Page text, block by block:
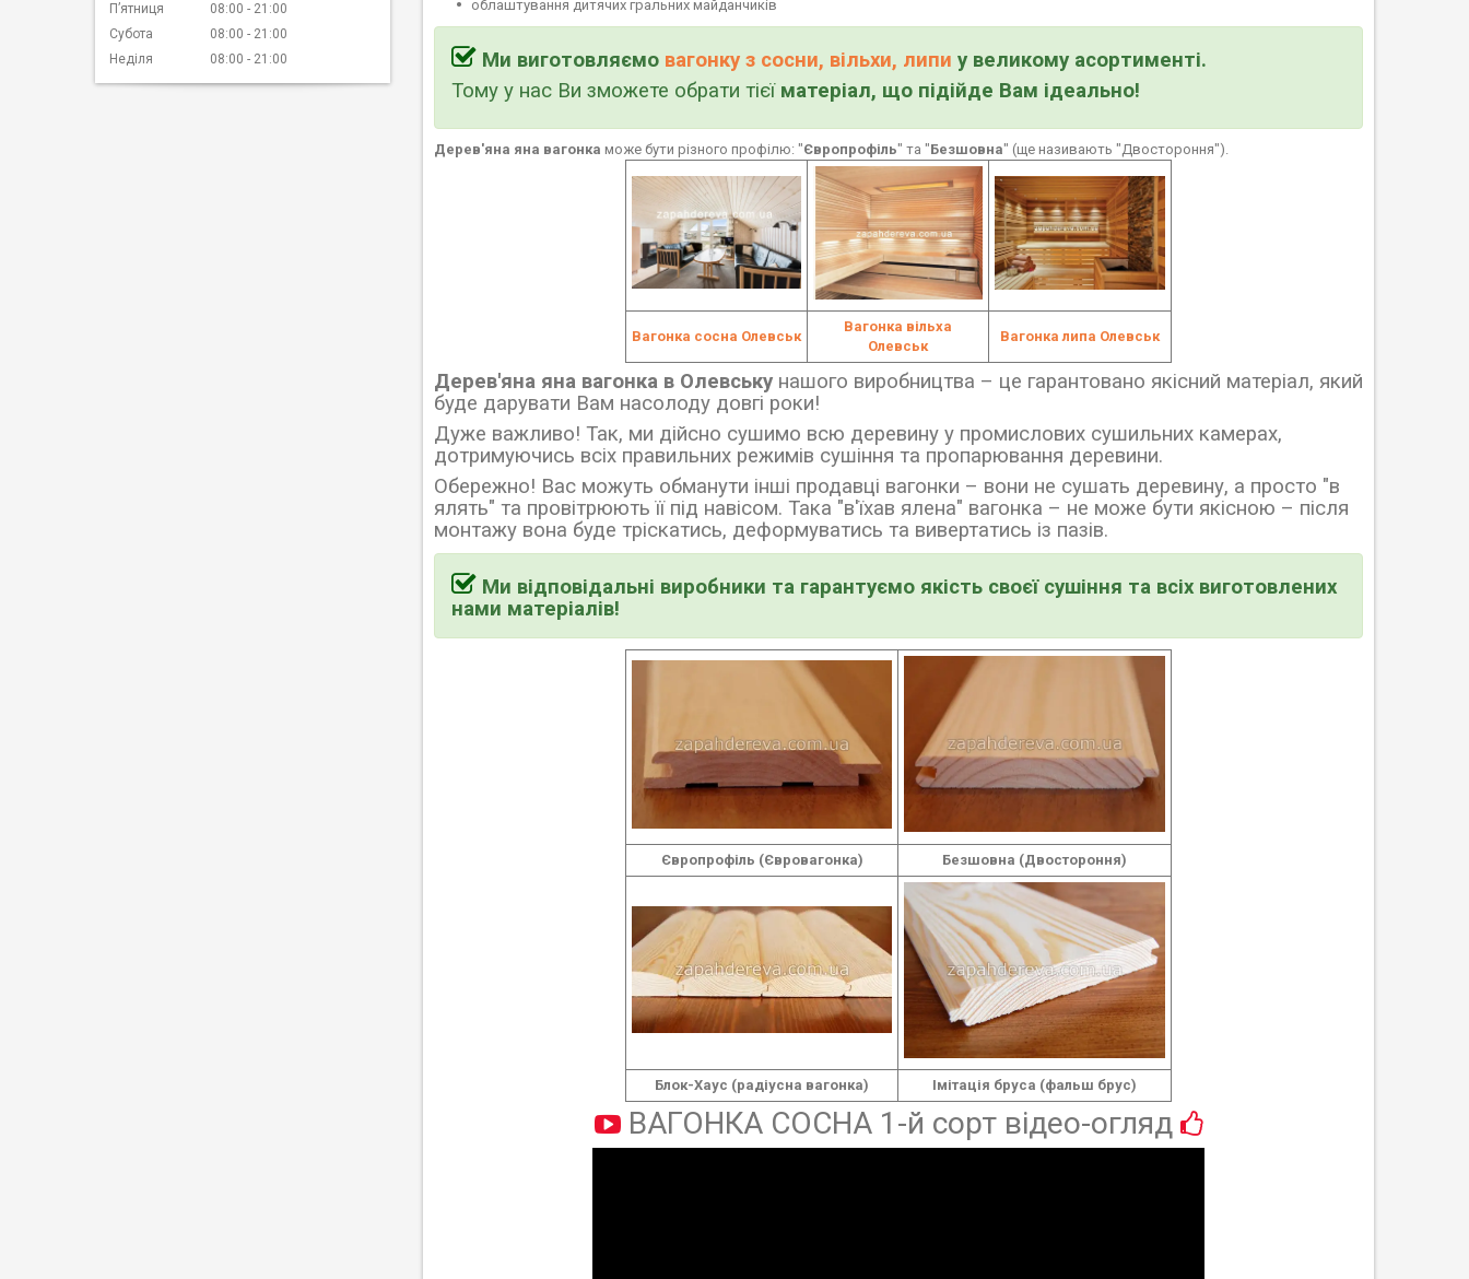
облаштування дитячих гральних майданчиків
Ми виготовляємо вагонку з сосни, вільхи, липи у великому асортименті.
Тому у нас Ви зможете обрати тієї матеріал, що підійде Вам ідеально!
Дерев'яна яна вагонка може бути різного профілю: "Європрофіль" та "Безшовна" (ще називають "Двостороння").
Вагонка сосна Олевськ
Вагонка вільха
Олевськ
Вагонка липа Олевськ
Дерев'яна яна вагонка в Олевську нашого виробництва – це гарантовано якісний матеріал, який
буде дарувати Вам насолоду довгі роки!
Дуже важливо! Так, ми дійсно сушимо всю деревину у промислових сушильних камерах,
дотримуючись всіх правильних режимів сушіння та пропарювання деревини.
Обережно! Вас можуть обманути інші продавці вагонки – вони не сушать деревину, а просто "в
ялять" та провітрюють її під навісом. Така "в'їхав ялена" вагонка – не може бути якісною – після
монтажу вона буде тріскатись, деформуватись та вивертатись із пазів.
Ми відповідальні виробники та гарантуємо якість своєї сушіння та всіх виготовлених
нами матеріалів!
Європрофіль (Євровагонка) Безшовна (Двостороння)
Блок-Хаус (радіусна вагонка) Імітація бруса (фальш брус)
ВАГОНКА СОСНА 1-й сорт відео-огляд
Пʼятниця
08:00
21:00
Субота
08:00
21:00
Неділя
08:00 21:00